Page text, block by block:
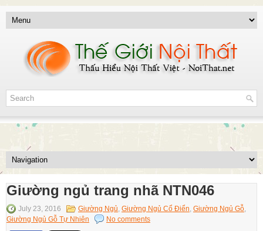
Giường ngủ trang nhã NTN046
July 23, 2016 Giường Ngủ, Giường Ngủ Cổ Điển, Giường Ngủ Gỗ,
Giường Ngủ Gỗ Tự Nhiên
No comments